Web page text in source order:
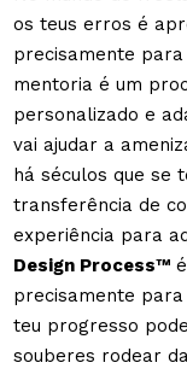
os teus erros é
precisamente
mentoria é um
personalizado e
vai ajudar a
há séculos que se
transferência de
experiência para
Design Process™
precisamente
teu progresso
souberes rodear